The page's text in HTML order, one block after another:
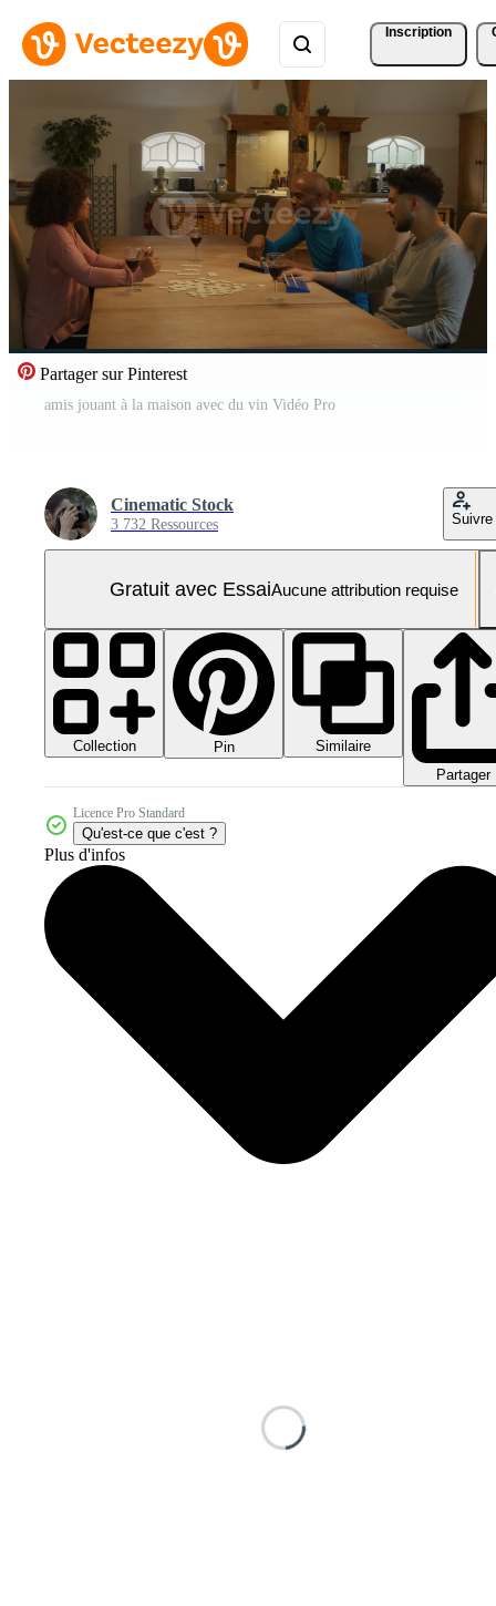
Inscription
Partager sur Pinterest
amis jouant à la maison avec du vin Vidéo Pro
Cinematic Stock
3 732 Ressources Suivre
Gratuit avec EssaiAucune attribution requise
Collection Pin
Similaire
Partager
Licence Pro Standard
Qu'est-ce que c'est ?
Plus d'infos